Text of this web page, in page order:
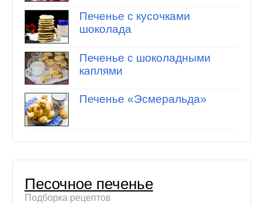
Печенье с кусочками
шоколада
Печенье с шоколадными
каплями
Печенье «Эсмеральда»
Песочное печенье
Подборка рецептов